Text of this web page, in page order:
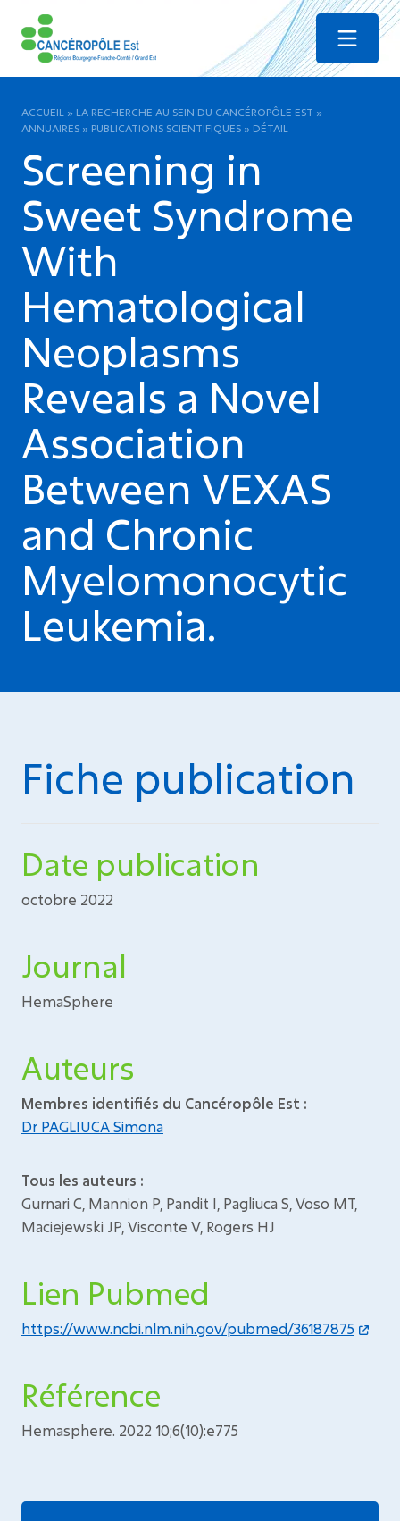
Menu
ACCUEIL » LA RECHERCHE AU SEIN DU CANCÉROPÔLE EST »
ANNUAIRES » PUBLICATIONS SCIENTIFIQUES » DÉTAIL
Screening in
Sweet Syndrome
With
Hematological
Neoplasms
Reveals a Novel
Association
Between VEXAS
and Chronic
Myelomonocytic
Leukemia.
Fiche publication
Date publication
octobre 2022
Journal
HemaSphere
Auteurs
Membres identifiés du Cancéropôle Est :
Dr PAGLIUCA Simona
Tous les auteurs :
Gurnari C, Mannion P, Pandit I, Pagliuca S, Voso MT,
Maciejewski JP, Visconte V, Rogers HJ
Lien Pubmed
https://www.ncbi.nlm.nih.gov/pubmed/36187875
Référence
Hemasphere. 2022 10;6(10):e775